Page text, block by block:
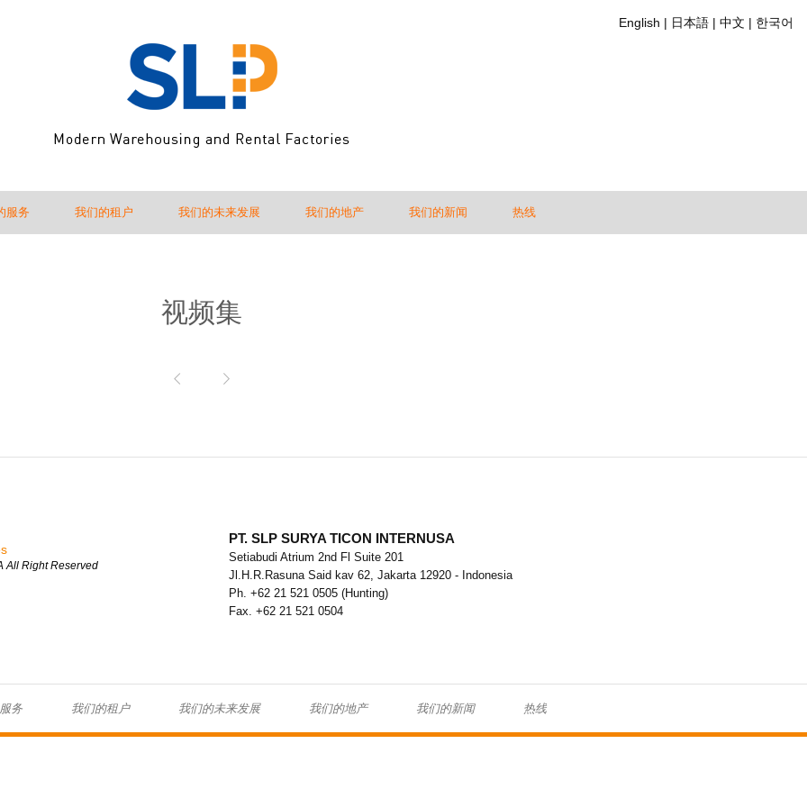
English 日本語 中文 한국어
服务 我们的租户 我们的未来发展 我们的地产 我们的新闻 热线
视频集
All Right Reserved
PT. SLP SURYA TICON INTERNUSA
Setiabudi Atrium 2nd Fl Suite 201
Jl.H.R.Rasuna Said kav 62, Jakarta 12920 - Indonesia
Ph. +62 21 521 0505 (Hunting)
Fax. +62 21 521 0504
务 我们的租户 我们的未来发展 我们的地产 我们的新闻 热线